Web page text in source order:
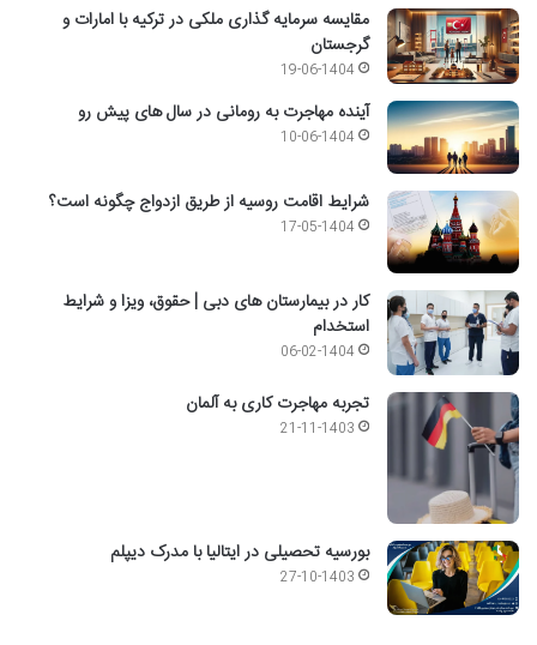
مقایسه سرمایه گذاری ملکی در ترکیه با امارات و
گرجستان
19-06-1404
آینده مهاجرت به رومانی در سال های پیش رو
10-06-1404
شرایط اقامت روسیه از طریق ازدواج چگونه است؟
17-05-1404
کار در بیمارستان های دبی | حقوق، ویزا و شرایط
استخدام
06-02-1404
تجربه مهاجرت کاری به آلمان
21-11-1403
بورسیه تحصیلی در ایتالیا با مدرک دیپلم
27-10-1403